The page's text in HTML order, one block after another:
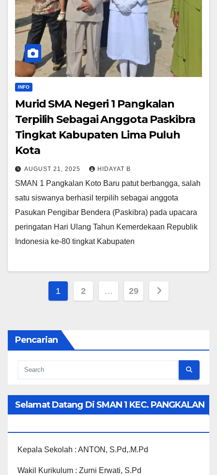
INFO
Murid SMA Negeri 1 Pangkalan
Terpilih Sebagai Anggota Paskibra
Tingkat Kabupaten Lima Puluh
Kota
AUGUST 21, 2025 HIDAYAT B
SMAN 1 Pangkalan Koto Baru patut berbangga, salah
satu siswanya berhasil terpilih sebagai anggota
Pasukan Pengibar Bendera (Paskibra) pada upacara
peringatan Hari Ulang Tahun Kemerdekaan Republik
Indonesia ke-80 tingkat Kabupaten
Posts
1 2 … 29
Pencarian
Selamat Datang Di SMAN 1 KEC. PANGKALAN
Kepala Sekolah : ANTON, S.Pd,.M.Pd
Wakil Kurikulum : Zurni Erwati, S.Pd